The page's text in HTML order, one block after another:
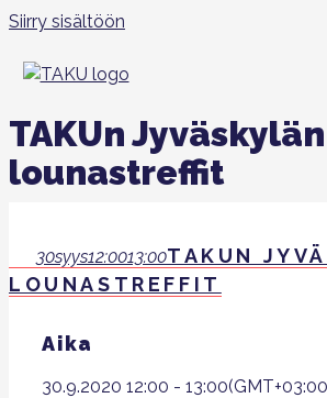
Siirry sisältöön
TAKUn Jyväskylän
lounastreffit
30syys12:0013:00TAKUN
LOUNASTREFFIT
Aika
30.9.2020 12:00 - 13:00